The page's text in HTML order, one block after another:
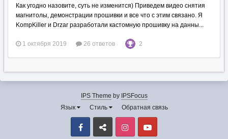
Как угодно назовите, суть не изменится) Приведем видео снятия
магнитолы, демонстрации прошивки и все что с этим связано. Я
KompKiller и Drzar разработали кастомную прошивку на данны...
1 октября 2019 26 ответов 2
IPS Theme by IPSFocus
Язык
Стиль Обратная связь
Facebook VK Instagram